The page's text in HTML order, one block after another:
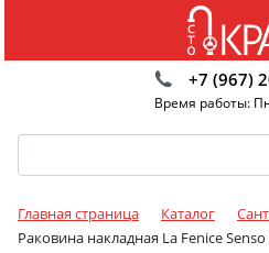
+7 (967)
Время работы:
Главная страница Каталог
Раковина накладная La Fenice